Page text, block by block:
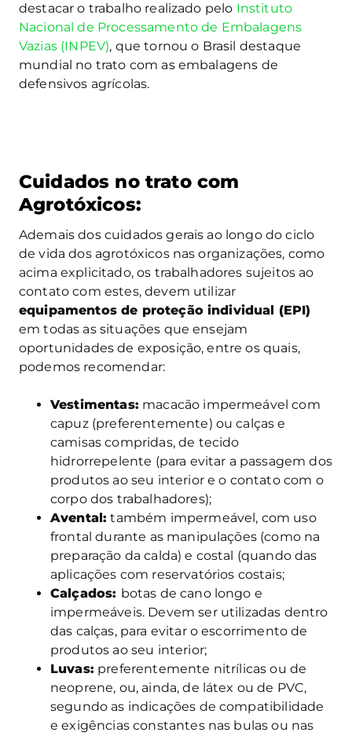
destacar o trabalho realizado pelo Instituto
Nacional de Processamento de Embalagens
Vazias (INPEV), que tornou o Brasil destaque
mundial no trato com as embalagens de
defensivos agrícolas.
Cuidados no trato com
Agrotóxicos:
Ademais dos cuidados gerais ao longo do ciclo
de vida dos agrotóxicos nas organizações, como
acima explicitado, os trabalhadores sujeitos ao
contato com estes, devem utilizar
equipamentos de proteção individual (EPI)
em todas as situações que ensejam
oportunidades de exposição, entre os quais,
podemos recomendar:
Vestimentas: macacão impermeável com
capuz (preferentemente) ou calças e
camisas compridas, de tecido
hidrorrepelente (para evitar a passagem dos
produtos ao seu interior e o contato com o
corpo dos trabalhadores);
Avental: também impermeável, com uso
frontal durante as manipulações (como na
preparação da calda) e costal (quando das
aplicações com reservatórios costais;
Calçados: botas de cano longo e
impermeáveis. Devem ser utilizadas dentro
das calças, para evitar o escorrimento de
produtos ao seu interior;
Luvas: preferentemente nitrílicas ou de
neoprene, ou, ainda, de látex ou de PVC,
segundo as indicações de compatibilidade
e exigências constantes nas bulas ou nas